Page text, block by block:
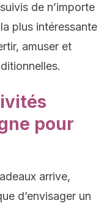
de n’importe
plus intéressante
amuser et
pour
arrive,
d’envisager un